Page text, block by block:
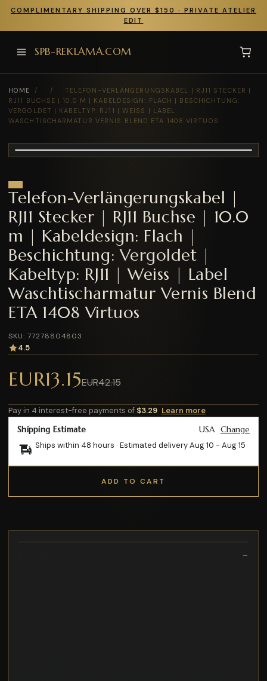
COMPLIMENTARY SHIPPING OVER $150 · PRIVATE ATELIER
EDIT
SPB-REKLAMA.COM
HOME / /
TELEFON-VERLÄNGERUNGSKABEL | RJ11 STECKER |
RJ11 BUCHSE | 10.0 M | KABELDESIGN: FLACH | BESCHICHTUNG:
VERGOLDET | KABELTYP: RJ11 | WEISS | LABEL
WASCHTISCHARMATUR VERNIS BLEND ETA 1408 VIRTUOS
Telefon-Verlängerungskabel |
RJ11 Stecker | RJ11 Buchse | 10.0
m | Kabeldesign: Flach |
Beschichtung: Vergoldet |
Kabeltyp: RJ11 | Weiss | Label
Waschtischarmatur Vernis Blend
ETA 1408 Virtuos
SKU: 77278804803
4.5
EUR13.15EUR42.15
Pay in 4 interest-free payments of $3.29 Learn more
Shipping Estimate USA Change
Ships within 48 hours · Estimated deliveryAug 10 - Aug 15
ADD TO CART